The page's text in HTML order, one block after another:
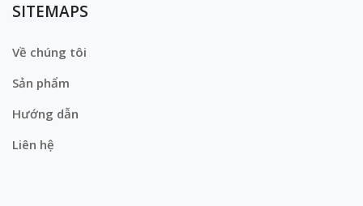
SITEMAPS
Về chúng tôi
Sản phẩm
Hướng dẫn
Liên hệ